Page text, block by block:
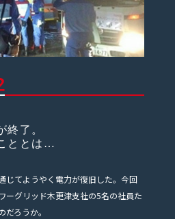
終了。
ととは…
じてようやく電力が復旧した。今回
ーグリッド木更津支社の5名の社員た
ろうか。